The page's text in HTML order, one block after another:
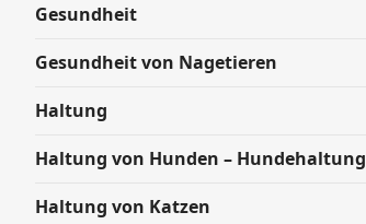
Gesundheit
Gesundheit von Nagetieren
Haltung
Haltung von Hunden – Hundehaltung
Haltung von Katzen